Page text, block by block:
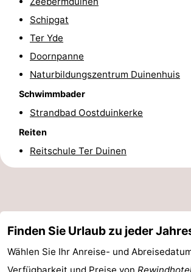
Route
Parken
Küstetram
Medizin
Adressen
Region
Westflandern
Brügge
-
Gent
-
Ypern
Die
Schipgat
Ter Yde
Doornpanne
Naturbildungszentrum Duinenhuis
Schwimmbader
Strandbad Oostduinkerke
Reiten
Reitschule Ter Duinen
Finden Sie Urlaub zu jeder
Wählen Sie Ihr Anreise- und